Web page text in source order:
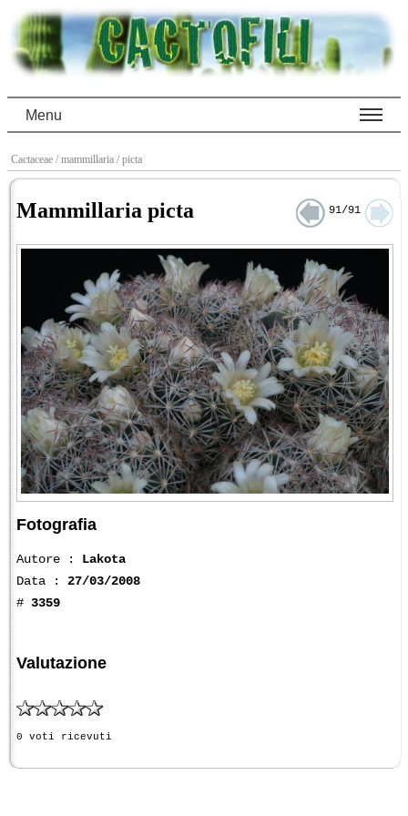
Menu
Cactaceae / mammillaria / picta
Mammillaria picta 91/91
Fotografia
Autore : Lakota
Data : 27/03/2008
# 3359
Valutazione
0 voti ricevuti